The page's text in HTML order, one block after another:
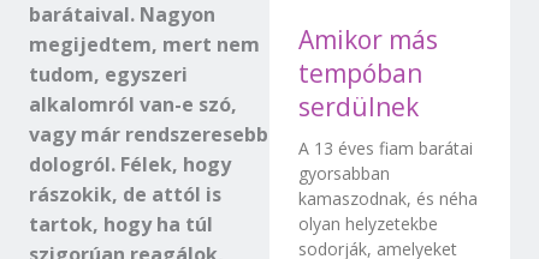
barátaival. Nagyon
megijedtem, mert nem
tudom, egyszeri
alkalomról van-e szó,
vagy már rendszeresebb
dologról. Félek, hogy
rászokik, de attól is
tartok, hogy ha túl
Amikor más
tempóban
serdülnek
A 13 éves fiam barátai
gyorsabban
kamaszodnak, és néha
olyan helyzetekbe
sodorják, amelyeket